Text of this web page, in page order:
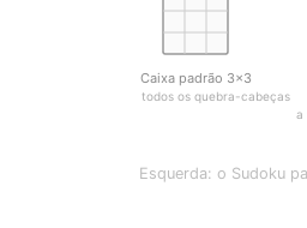
Caixa padrão 3×3
igual a todos os quebra-cabeças
a
Esquerda: o Sudoku